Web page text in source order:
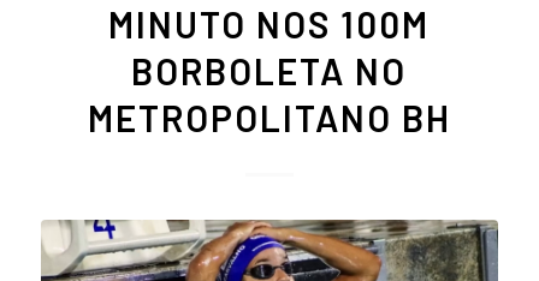
MINUTO NOS 100M
BORBOLETA NO
METROPOLITANO BH